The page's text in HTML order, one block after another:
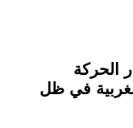
الحركة
في ظل